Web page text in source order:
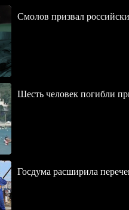
Смолов призвал
Шесть человек погибли
Госдума расширила